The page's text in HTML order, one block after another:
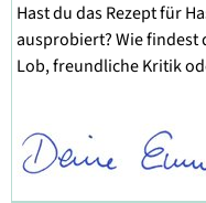
Hast du das Rezept für
ausprobiert? Wie findest
Lob, freundliche Kritik